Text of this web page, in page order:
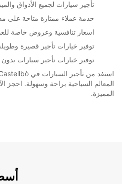
تأجير سيارات لجميع الأذواق
خدمة عملاء ممتازة متاحة على
اسعار تنافسية وعروض خاصة
توفير خيارات تأجير قصيرة
توفير خيارات تأجير سيارات
المعالم السياحية براحة وسهولة. احجز
المميزة.